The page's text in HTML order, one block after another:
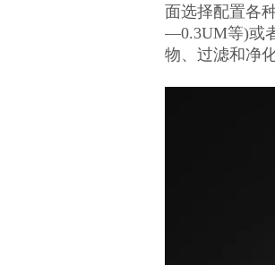
面选择配置各
—0.3UM等)或
物、过滤和净